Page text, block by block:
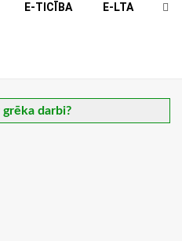
E-TICĪBA E-LTA
grēka darbi?